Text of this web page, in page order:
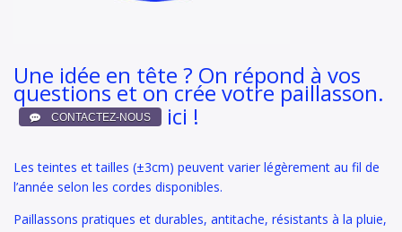
Une idée en tête ? On répond à vos
questions et on crée votre paillasson.
ici !
Les teintes et tailles (±3cm) peuvent varier légèrement au fil de
l’année selon les cordes disponibles.
Paillassons pratiques et durables, antitache, résistants à la pluie,